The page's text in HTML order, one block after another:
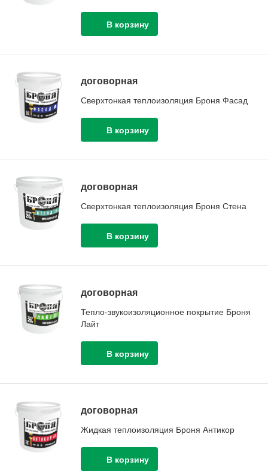
договорная
Сверхтонкая теплоизоляция Броня Фасад
договорная
Сверхтонкая теплоизоляция Броня Стена
договорная
Тепло-звукоизоляционное покрытие Броня
Лайт
договорная
Жидкая теплоизоляция Броня Антикор